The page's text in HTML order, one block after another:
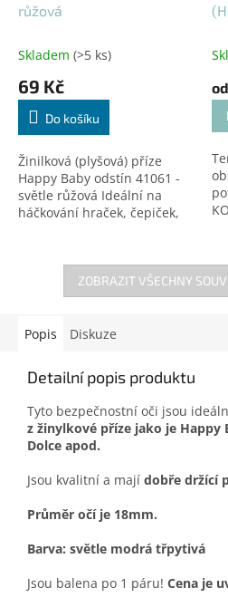
růžová
Skladem (>5 ks)
69 Kč
Do košíku
Žinilková (plyšová) příze
Happy Baby odstín 41061 -
světle růžová Ideální na
háčkování hraček, čepiček,
výrobce!
od
ZOBRAZIT VŠECHNY
Popis Diskuze
Detailní popis produktu
Tyto bezpečnostní oči jsou
z žinylkové příze jako je Happy
Dolce apod.
Jsou kvalitní a mají dobře držící
Průměr očí je 18mm.
Barva: světle modrá třpytivá
Jsou balena po 1 páru! Cena je